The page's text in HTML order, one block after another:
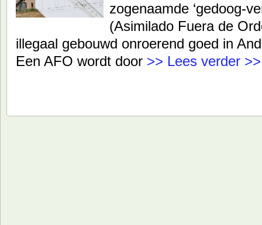
zogenaamde ‘gedoog-
(Asimilado Fuera de
illegaal gebouwd onroerend goed in
Een AFO wordt door >> Lees verder >>